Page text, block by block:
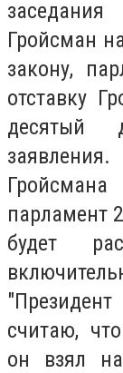
Гройсман
закону,
отставку
десятый
парламент
будет
считаю,
он взял на